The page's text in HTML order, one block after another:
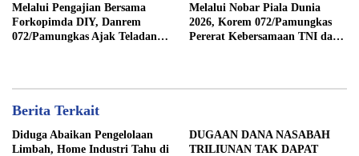
Melalui Pengajian Bersama
Forkopimda DIY, Danrem
072/Pamungkas Ajak Teladani
Melalui Nobar Piala Dunia
2026, Korem 072/Pamungkas
Pererat Kebersamaan TNI dan
Berita Terkait
Diduga Abaikan Pengelolaan
Limbah, Home Industri Tahu di
DUGAAN DANA NASABAH
TRILIUNAN TAK DAPAT